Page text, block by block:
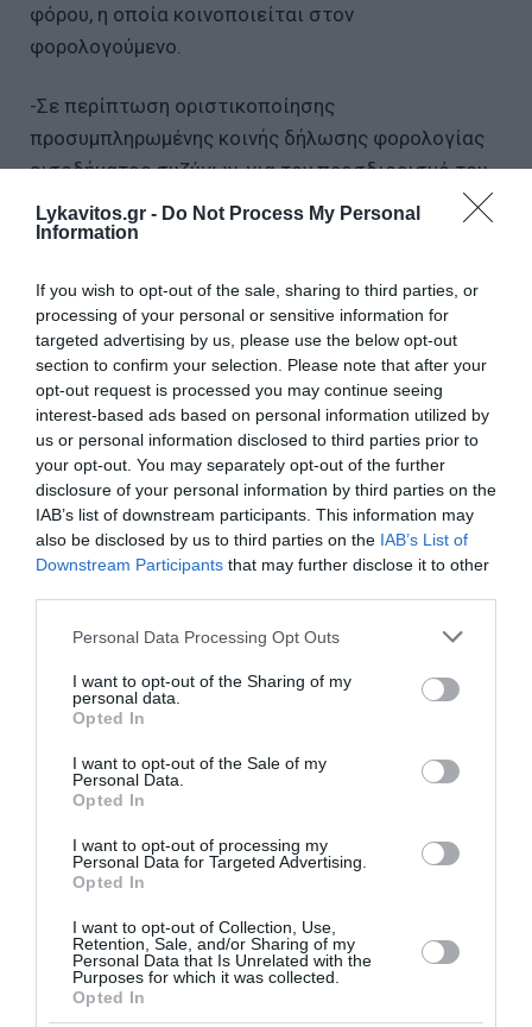
Lykavitos.gr - Do Not Process My Personal
Information
If you wish to opt-out of the sale, sharing to third parties, or
processing of your personal or sensitive information for
targeted advertising by us, please use the below opt-out
section to confirm your selection. Please note that after your
opt-out request is processed you may continue seeing
interest-based ads based on personal information utilized by
us or personal information disclosed to third parties prior to
your opt-out. You may separately opt-out of the further
disclosure of your personal information by third parties on the
IAB’s list of downstream participants. This information may
also be disclosed by us to third parties on the IAB’s List of
Downstream Participants that may further disclose it to other
Please note that this website/app uses one or more Google
not limited to your visit or usage behaviour. You may click to
grant or deny consent to Google and its third-party tags to
use your data for below specified purposes in below Google
consent section.
Personal Data Processing Opt Outs
I want to opt-out of the Sharing of my
personal data.
Opted In
I want to opt-out of the Sale of my
Personal Data.
Opted In
I want to opt-out of processing my
Personal Data for Targeted Advertising.
Opted In
I want to opt-out of Collection, Use,
Retention, Sale, and/or Sharing of my
Personal Data that Is Unrelated with the
Purposes for which it was collected.
Opted In
φόρου, η οποία κοινοποιείται στον
φορολογούμενο.
-Σε περίπτωση οριστικοποίησης
προσυμπληρωμένης κοινής δήλωσης φορολογίας
εισοδήματος συζύγων, για τον προσδιορισμό του
φόρου εφαρμόζονται οι διατάξεις που ισχύουν για
την κοινή δήλωση που υποβάλλουν οι
-Ο φορολογούμενος μετά την έκδοση της οίκοθεν
πράξης διοικητικού προσδιορισμού του φόρου,
δύναται να ζητά την έκδοση πράξης διόρθωσης
αυτής, με την υποβολή τροποποιητικής δήλωσης. Η
Φορολογική Διοίκηση εκδίδει πράξη διορθωτικού
προσδιορισμού φόρου μόνο εφόσον κάνει
αποδεκτή τη δήλωση.
-Σε περίπτωση παράτασης των προθεσμιών για
εισοδήματος, ο φορολογούμενος δύναται να
υποβάλει τροποποιητική δήλωση, η οποία επέχει
θέση εμπρόθεσμης αρχικής δήλωσης εφόσον
Δόμνα Μιχαηλίδου: «Η αγορά εργασίας στην
εργασίας στο πρώτο τετράμηνο»
Χατζηδάκης: Θέτουμε τις βάσεις για τη Θεσσαλία
«Παγώνουν» για ένα χρόνο τα επιτόκια για τις
ρυθμισμένες δόσεις στην ΑΑΔΕ